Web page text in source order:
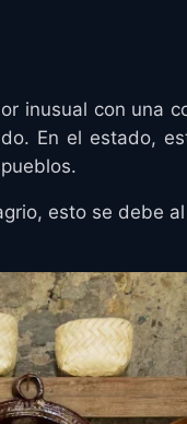
inusual con una
En el estado,
esto se debe